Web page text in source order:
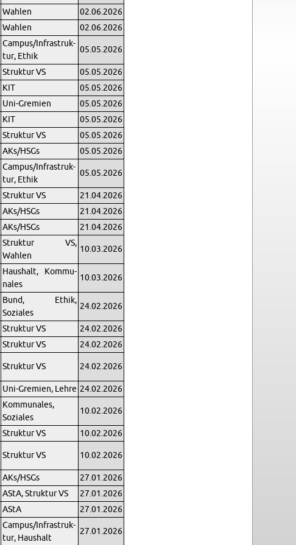
Wahlen
02.06.2026
Wahlen 02.06.2026
Cam­pus/In­fra­struk­
tur, Ethik
05.05.2026
Struk­tur VS
05.05.2026
KIT
05.05.2026
Uni-Gremien
05.05.2026
KIT
05.05.2026
Struk­tur VS
05.05.2026
AKs/HSGs 05.05.2026
Cam­pus/In­fra­struk­
tur, Ethik
05.05.2026
Struk­tur VS
21.04.2026
AKs/HSGs
21.04.2026
AKs/HSGs
21.04.2026
Struk­tur VS,
Wahlen
10.03.2026
Haushalt, Kom­mu­
nales
10.03.2026
Bund, Ethik,
Soziales
24.02.2026
Struk­tur VS
24.02.2026
Struk­tur VS
24.02.2026
Struk­tur VS 24.02.2026
Uni-Gremien, Lehre 24.02.2026
Kom­mu­nales,
Soziales
10.02.2026
Struk­tur VS
10.02.2026
Struk­tur VS 10.02.2026
AKs/HSGs
27.01.2026
AStA, Struk­tur VS
27.01.2026
AStA 27.01.2026
Cam­pus/In­fra­struk­
tur, Haushalt
27.01.2026